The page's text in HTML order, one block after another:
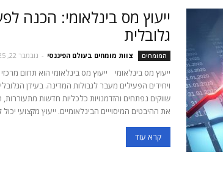
ייעוץ מס בינלאומי: הכנה
גלובלית
המומחים צוות מומחים בעולם הפיננסי - נובמבר 22, 2025
ייעוץ מס בינלאומי ייעוץ מס בינלאומי הוא תחום
ויחידים הפעילים מעבר לגבולות המדינה. בעידן
שווקים נפתחים והזדמנויות כלכליות חדשות מתעוררות,
את ההיבטים המיסוייים הבינלאומיים. ייעוץ מקצועי
קרא עוד